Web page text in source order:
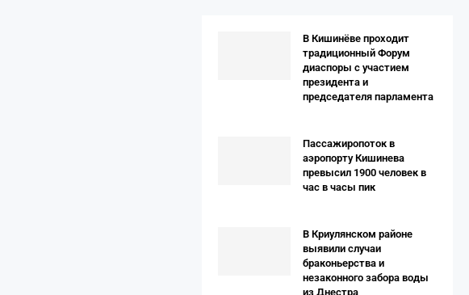
В Кишинёве проходит
традиционный Форум
диаспоры с участием
президента и
председателя парламента
Пассажиропоток в
аэропорту Кишинева
превысил 1900 человек в
час в часы пик
В Криулянском районе
выявили случаи
браконьерства и
незаконного забора воды
из Днестра